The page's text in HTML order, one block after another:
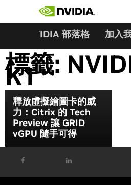
NVIDIA 部落格 加入
標籤:
K1
釋放虛擬繪圖卡的威
力：Citrix 的 Tech
Preview 讓 GRID
vGPU 隨手可得